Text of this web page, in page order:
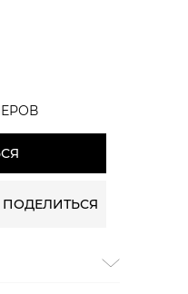
ПОДЕЛИТЬСЯ